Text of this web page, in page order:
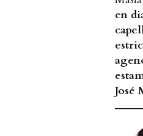
en
José